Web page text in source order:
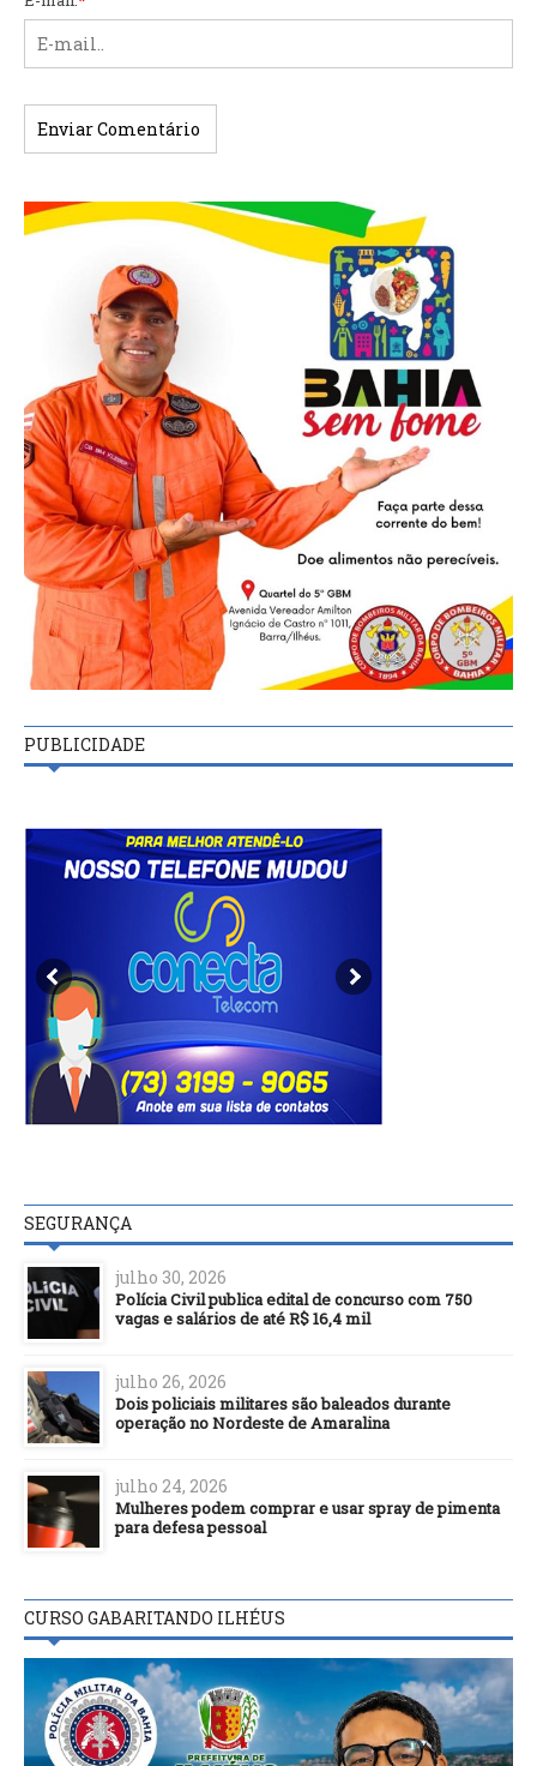
PUBLICIDADE
SEGURANÇA
julho 30, 2026
Polícia Civil publica edital de concurso com 750
vagas e salários de até R$ 16,4 mil
julho 26, 2026
Dois policiais militares são baleados durante
operação no Nordeste de Amaralina
julho 24, 2026
Mulheres podem comprar e usar spray de pimenta
para defesa pessoal
CURSO GABARITANDO ILHÉUS